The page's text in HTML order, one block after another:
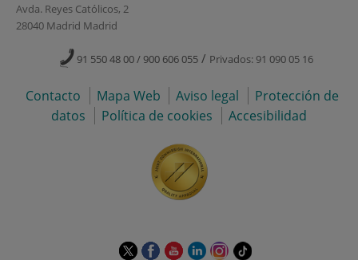
Avda. Reyes Católicos, 2
28040 Madrid Madrid
91 550 48 00 / 900 606 055 / Privados: 91 090 05 16
Contacto Mapa Web Aviso legal
Protección de
datos
Política de cookies Accesibilidad
EsteEsteEsteEsteEsteEnlace